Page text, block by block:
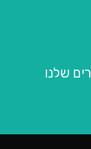
שלנו